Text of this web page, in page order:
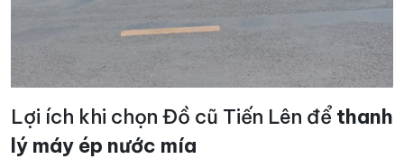
Lợi ích khi chọn Đồ cũ Tiến Lên để thanh
lý máy ép nước mía